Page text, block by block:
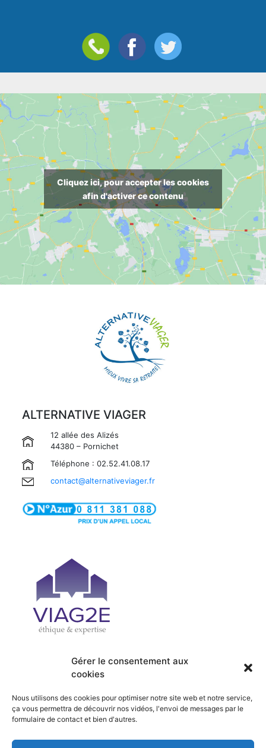
Gérer le consentement aux
cookies
Nous utilisons des cookies pour optimiser notre site web et notre service,
ça vous permettra de découvrir nos vidéos, l'envoi de messages par le
formulaire de contact et bien d'autres.
Cliquez ici, pour accepter les cookies
afin d'activer ce contenu
ALTERNATIVE VIAGER
12 allée des Alizés
44380 – Pornichet
Téléphone : 02.52.41.08.17
contact@alternativeviager.fr
| ACTUALITÉS
| RECRUTEMENT
| HONORAIRES
| CONTACT